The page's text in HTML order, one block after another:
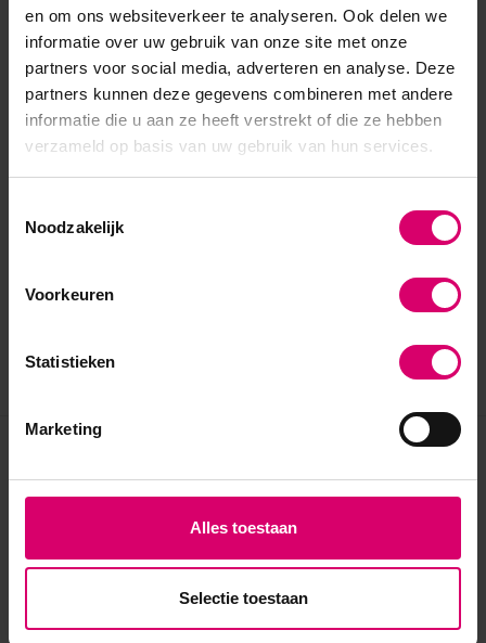
en om ons websiteverkeer te analyseren. Ook delen we
informatie over uw gebruik van onze site met onze
partners voor social media, adverteren en analyse. Deze
partners kunnen deze gegevens combineren met andere
informatie die u aan ze heeft verstrekt of die ze hebben
verzameld op basis van uw gebruik van hun services.
Noodzakelijk
Voorkeuren
Statistieken
Marketing
Alles toestaan
Selectie toestaan